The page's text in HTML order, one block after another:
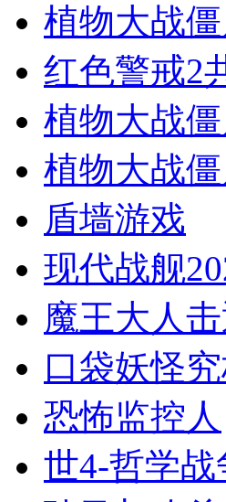
植物大战
红色警戒2
植物大战
植物大战
盾墙游戏
现代战舰
魔王大人
口袋妖怪
恐怖监控人
世4-哲学战